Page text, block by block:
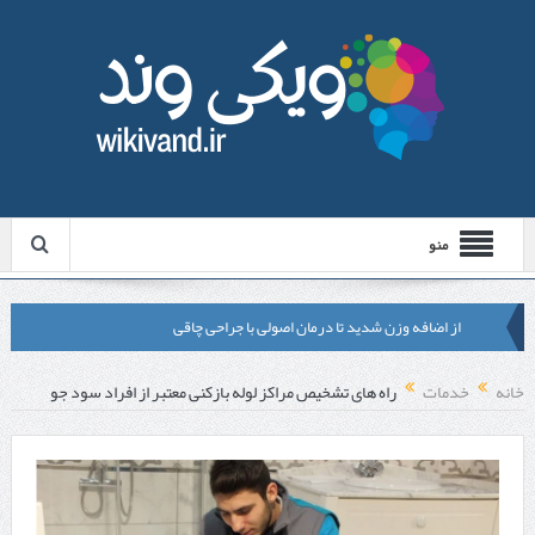
منو
از اضافه وزن شدید تا درمان اصولی با جراحی چاقی
لیزر موهای زائد شاتی یا رولی؟ مقایسه لیزرهای واقعی با شبه‌ لیزر در
مشهد
قبل از تماس با تعمیرکار ماشین ظرفشویی وستینگهاوس این موارد را
بررسی کنید
خانه خدمات راه های تشخیص مراکز لوله بازکنی معتبر از افراد سود جو